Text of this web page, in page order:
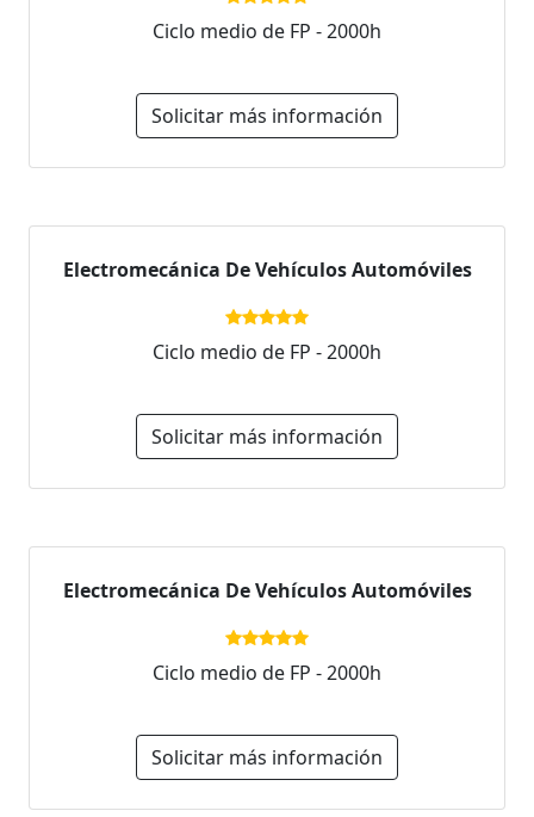
Ciclo medio de FP - 2000h
Solicitar más información
Electromecánica De Vehículos Automóviles
Ciclo medio de FP - 2000h
Solicitar más información
Electromecánica De Vehículos Automóviles
Ciclo medio de FP - 2000h
Solicitar más información